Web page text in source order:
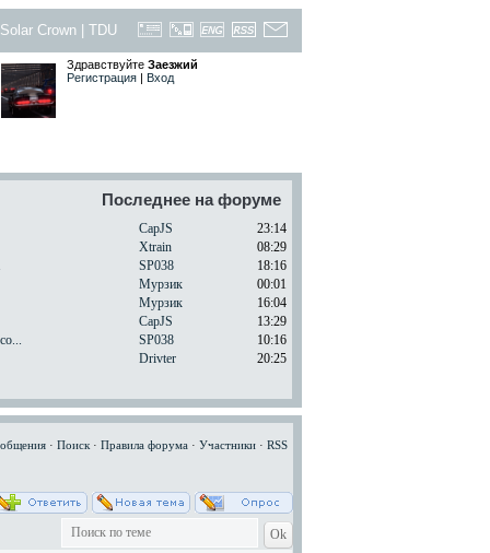
Solar Crown TDU
Здравствуйте Заезжий
Регистрация | Вход
Последнее на форуме
CapJS
23:14
Xtrain
08:29
SP038
18:16
Мурзик
00:01
Мурзик
16:04
CapJS
13:29
SP038
10:16
Drivter 20:25
· Поиск · Правила форума · Участники · RSS